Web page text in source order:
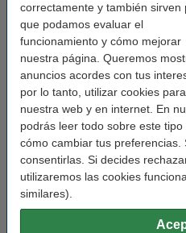
correctamente y también sirven
que podamos evaluar el
funcionamiento y cómo mejorar
nuestra página. Queremos
anuncios acordes con tus
por lo tanto, utilizar cookies
nuestra web y en internet. En
podrás leer todo sobre este
cómo cambiar tus preferencias.
consentirlas. Si decides
utilizaremos las cookies
similares).
Medidas: 105 x 60 x
Acabado: oro
Voltaje mín:
Potencia lumínica: 680 lumen
Garantía: 3 años
Nivel seguridad: IP20
Cantidad: 1 unidad
Uso: